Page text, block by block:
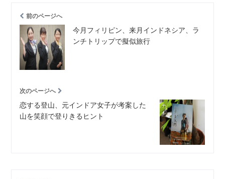
前のページへ
今月フィリピン、来月インドネシア、ラ
ンチトリップで擬似旅行
次のページへ
恋する登山、元インドア女子が考案した
山を笑顔で登りきるヒント